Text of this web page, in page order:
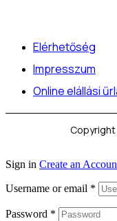
Elérhetőség
Impresszum
Online elállási
Sign in Create an
Username or email *
Password *